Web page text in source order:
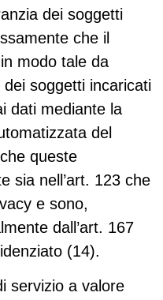
dei soggetti
che il
modo tale da
dei soggetti incaricati
dati mediante la
del
queste
sia nell’art. 123 che
e sono,
dall’art. 167
(14).
servizio a valore